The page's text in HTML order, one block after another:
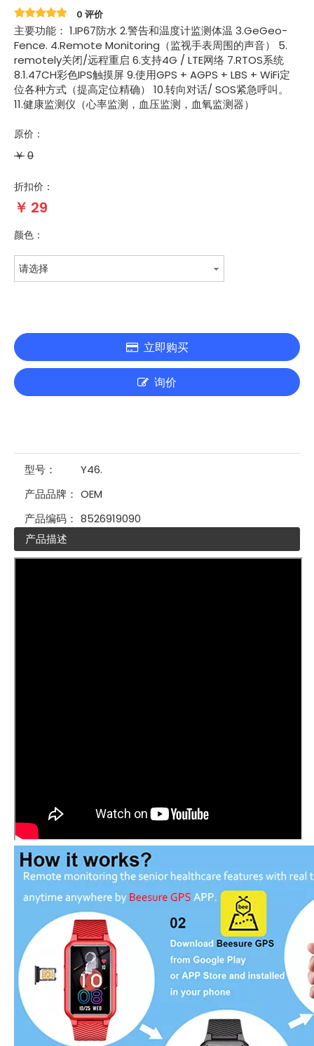
0 评价
主要功能： 1.IP67防水 2.警告和温度计监测体温 3.GeGeo-
Fence. 4.Remote Monitoring（监视手表周围的声音） 5.
remotely关闭/远程重启 6.支持4G / LTE网络 7.RTOS系统
8.1.47CH彩色IPS触摸屏 9.使用GPS + AGPS + LBS + WiFi定
位各种方式（提高定位精确） 10.转向对话/ SOS紧急呼叫。
11.健康监测仪（心率监测，血压监测，血氧监测器）
原价：
￥0
折扣价：
￥ 29
颜色：
请选择
立即购买
询价
型号：
Y46.
产品品牌： OEM
产品编码： 8526919090
产品描述